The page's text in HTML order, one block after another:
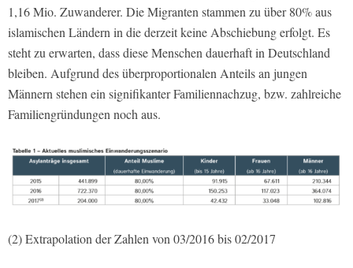
1,16 Mio. Zuwanderer. Die Migranten stammen zu über 80% aus
islamischen Ländern in die derzeit keine Abschiebung erfolgt. Es
steht zu erwarten, dass diese Menschen dauerhaft in Deutschland
bleiben. Aufgrund des überproportionalen Anteils an jungen
Männern stehen ein signifikanter Familiennachzug, bzw. zahlreiche
Familiengründungen noch aus.
(2) Extrapolation der Zahlen von 03/2016 bis 02/2017